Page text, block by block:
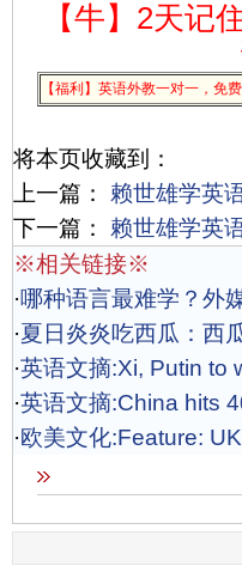
【牛】2天记
【福利】英语外教一对一，免
将本页收藏到：
上一篇：
赖世雄学英
下一篇：
赖世雄学英
※相关链接※
·哪种语言最难学？外
·夏日炎炎吃西瓜：西
·英语文摘:Xi, Putin to
·英语文摘:China hits
·欧美文化:Feature: